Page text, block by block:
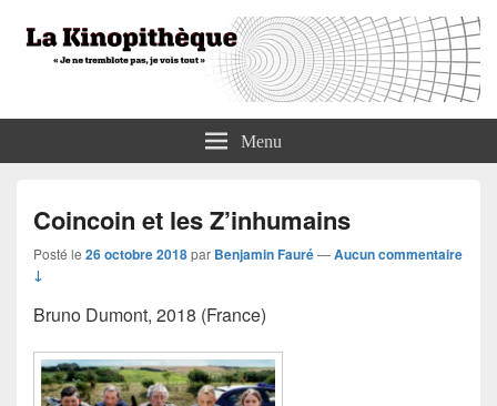
La KinopithèqueMenu
Coincoin et les Z’inhumains
Posté le 26 octobre 2018par Benjamin Fauré—Aucun commentaire
↓
Bruno Dumont, 2018 (France)